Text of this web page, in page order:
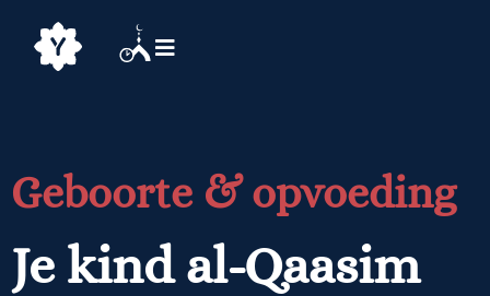
Geboorte & opvoeding
Je kind al-Qaasim